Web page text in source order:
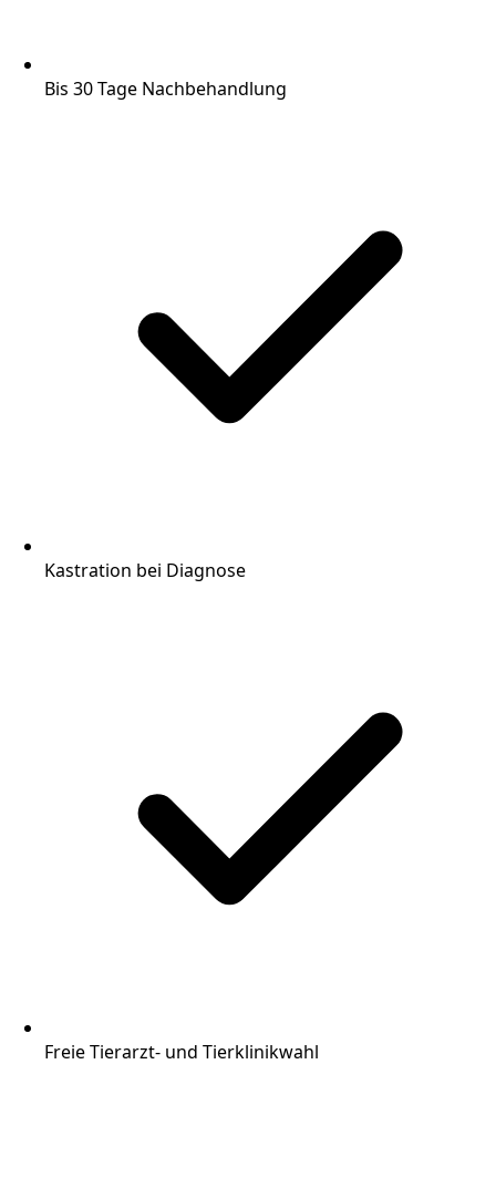
Bis 30 Tage Nachbehandlung
Kastration bei Diagnose
Freie Tierarzt- und Tierklinikwahl